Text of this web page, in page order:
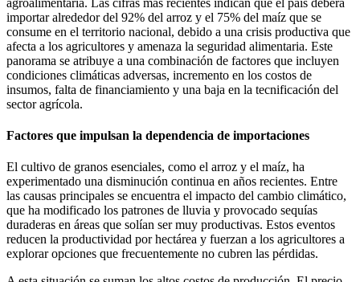
importar alrededor del 92% del arroz y el 75% del maíz que se
consume en el territorio nacional, debido a una crisis productiva que
afecta a los agricultores y amenaza la seguridad alimentaria. Este
panorama se atribuye a una combinación de factores que incluyen
condiciones climáticas adversas, incremento en los costos de
insumos, falta de financiamiento y una baja en la tecnificación del
sector agrícola.
Factores que impulsan la dependencia de importaciones
El cultivo de granos esenciales, como el arroz y el maíz, ha
experimentado una disminución continua en años recientes. Entre
las causas principales se encuentra el impacto del cambio climático,
que ha modificado los patrones de lluvia y provocado sequías
duraderas en áreas que solían ser muy productivas. Estos eventos
reducen la productividad por hectárea y fuerzan a los agricultores a
explorar opciones que frecuentemente no cubren las pérdidas.